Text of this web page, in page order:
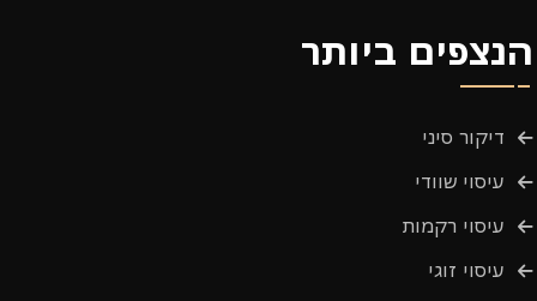
הנצפים ביותר
דיקור סיני
עיסוי שוודי
עיסוי רקמות
עיסוי זוגי